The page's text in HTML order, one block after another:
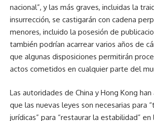
nacional”, y las más graves, incluidas la
insurrección, se castigarán con cadena
menores, incluido la posesión de
también podrían acarrear varios años de
que algunas disposiciones permitirán
actos cometidos en cualquier parte del
Las autoridades de China y Hong Kong
que las nuevas leyes son necesarias para
jurídicas” para “restaurar la estabilidad”